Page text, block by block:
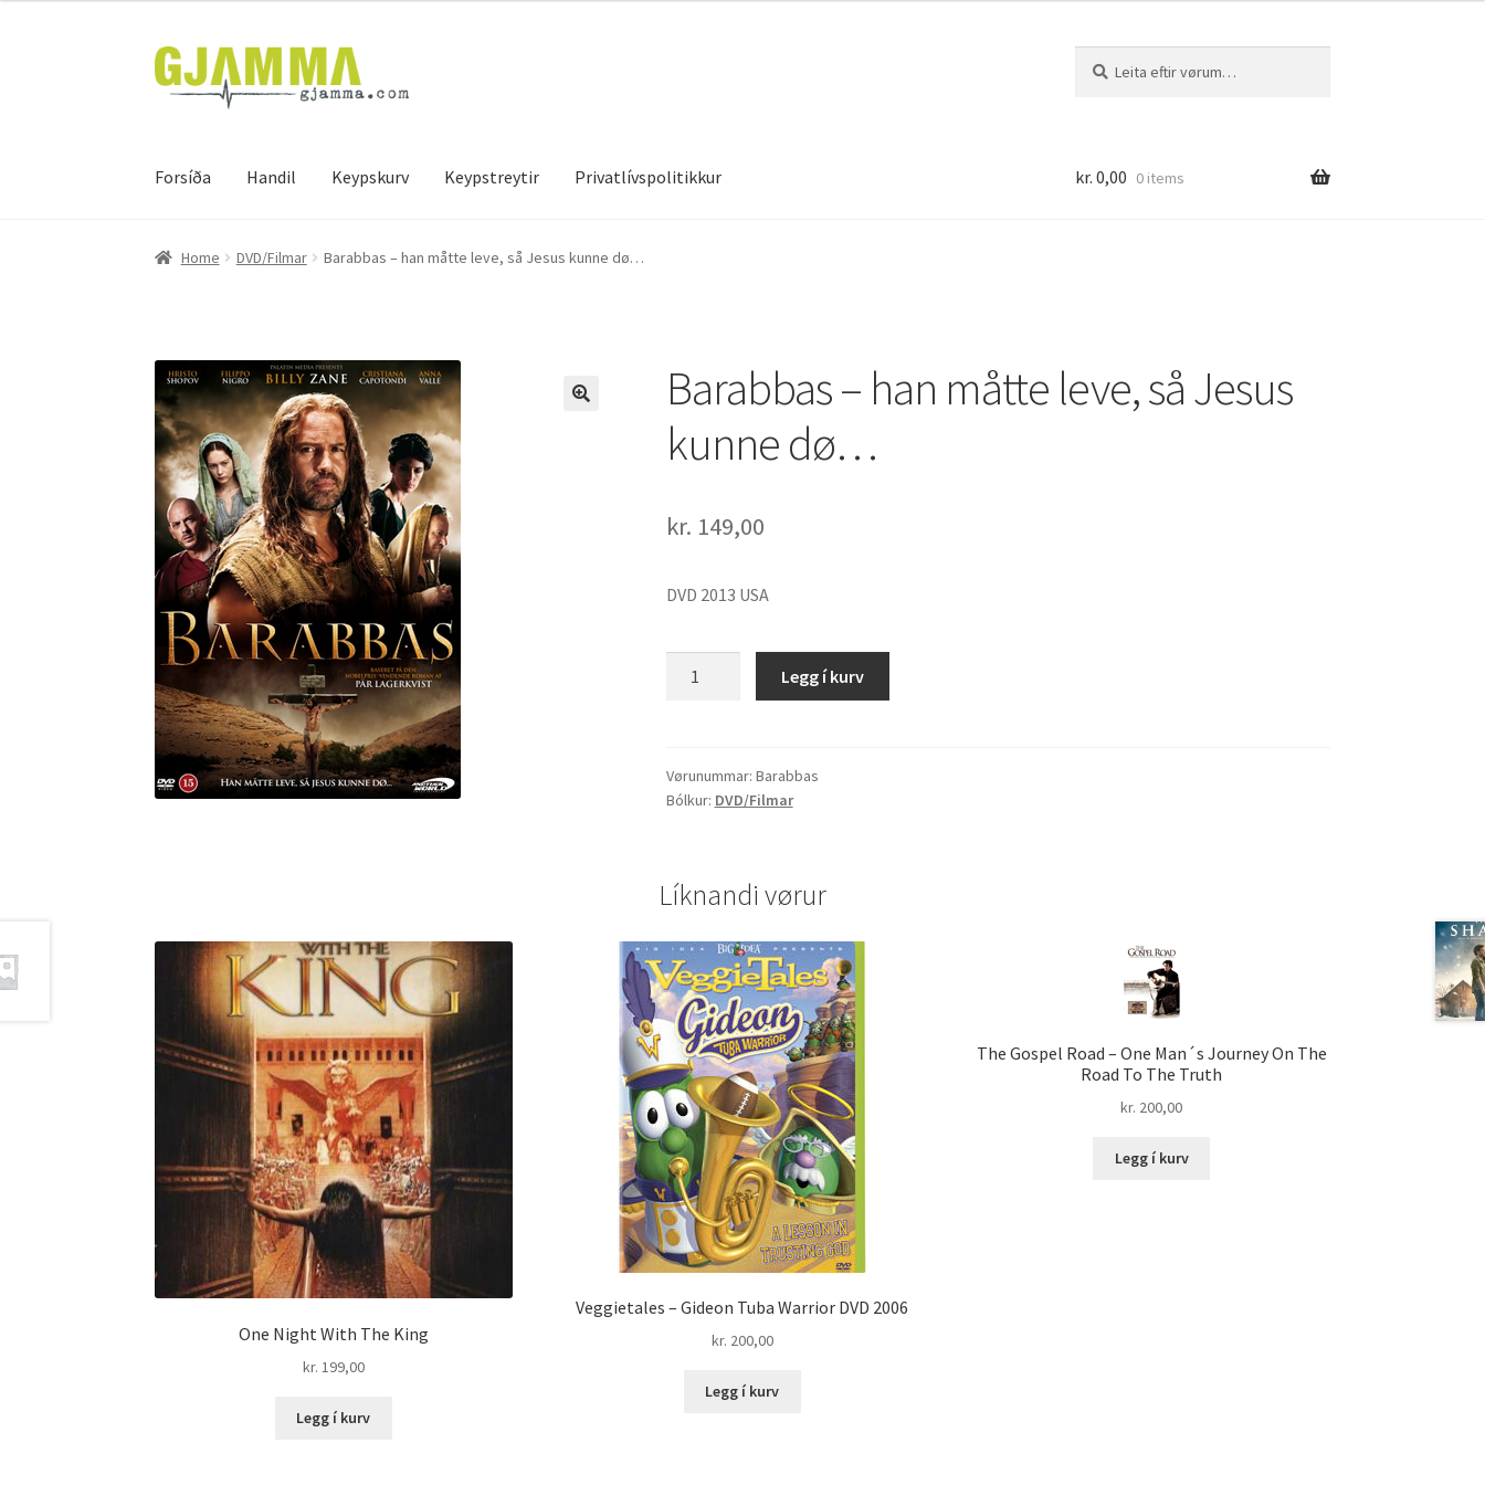
Skip
to
navigation
Skip
to
eftir:
Forsíða Handil Keypskurv Keypstreytir Privatlívspolitikkur
Heim HandilKeypskurv KassiMín brúkariKeypstreytir Privatlívspolitikkur
kr. 0,00 0 items
Home DVD/Filmar Barabbas – han måtte leve, så Jesus kunne dø…
Barabbas – han måtte leve, så Jesus
kunne dø…
kr. 149,00
DVD 2013 USA
leve,
så
dø...
quantity
Legg í kurv
Vørunummar: Barabbas
Bólkur: DVD/Filmar
Líknandi vørur
One Night With The King
kr. 199,00
Legg í kurv
Veggietales – Gideon Tuba Warrior DVD 2006
kr. 200,00
Legg í kurv
The Gospel Road – One Man´s Journey On The
Road To The Truth
kr. 200,00
Legg í kurv